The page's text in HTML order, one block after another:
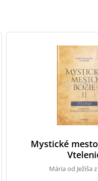
Mystické
Mária od Ježiša